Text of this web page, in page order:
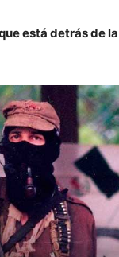
está detrás de